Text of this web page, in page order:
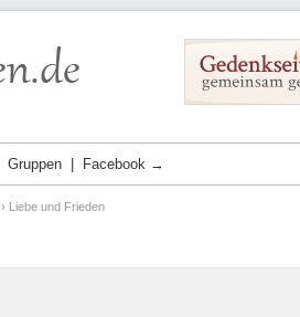
Gruppen Facebook →
› Liebe und Frieden